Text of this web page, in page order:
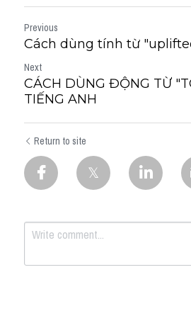
Previous
Cách dùng tính từ
Next
CÁCH DÙNG ĐỘNG TỪ
TIẾNG ANH
Return to site